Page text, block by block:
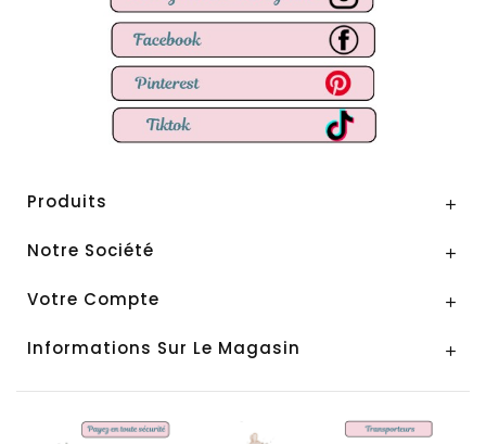
Produits 
Notre Société 
Votre Compte 
Informations Sur Le Magasin 